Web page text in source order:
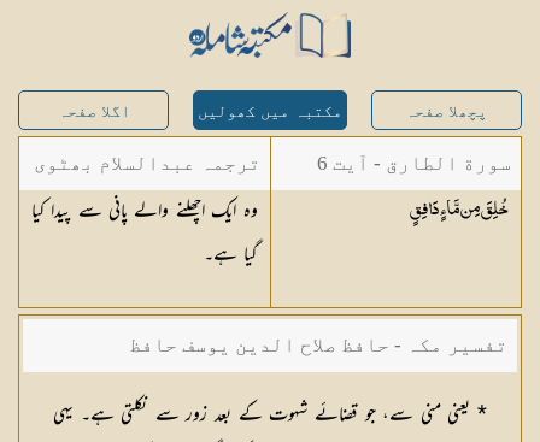
پچھلا صفحہ مکتبہ میں کھولیں اگلا صفحہ
سورة الطارق - آیت 6
خُلِقَ مِن مَّاءٍدَافِقٍ
ترجمہ عبدالسلام بھٹوی
- عبدالسلام بن محمد
وہ ایک اچھلنے والے پانی سے پیدا کیا
گیا ہے۔
تفسیر مکہ - حافظ صلاح الدین یوسف حافظ
* یعنی منی سے، جو قضائے شہوت کے بعد زور سے نکلتی ہے۔ یہی